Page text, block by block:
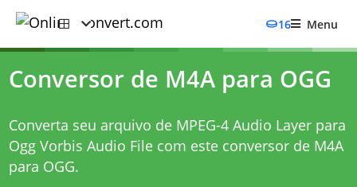
16 Menu
Conversor de M4A para OGG
Converta seu arquivo de MPEG-4 Audio Layer para
Ogg Vorbis Audio File com este conversor de M4A
para OGG.